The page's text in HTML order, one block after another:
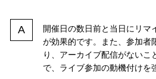
開催日の数日前と当日にリマ
が効果的です。また、参加者
り、アーカイブ配信がないこ
で、ライブ参加の動機付けを